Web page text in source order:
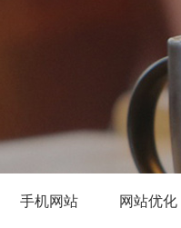
手机网站 网站优化